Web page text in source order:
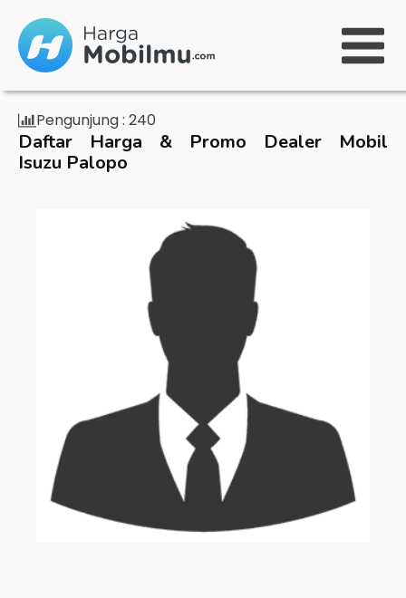
Pengunjung : 240
Daftar Harga & Promo Dealer Mobil
Isuzu Palopo